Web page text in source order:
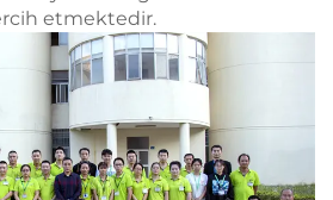
etmektedir.